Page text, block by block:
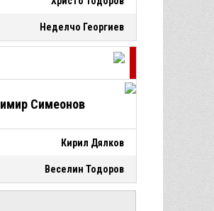
Неделчо Георгиев
Симеонов
Кирил Дялков
Веселин Тодоров